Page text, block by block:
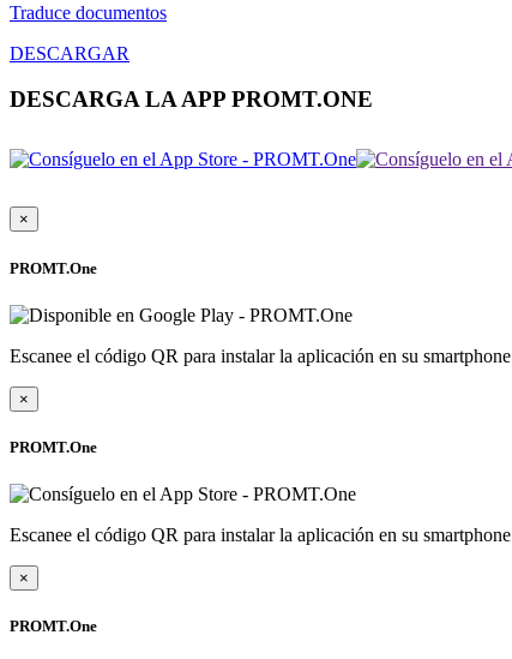
Traduce documentos
DESCARGAR
DESCARGA LA APP PROMT.ONE
×
PROMT.One
Escanee el código QR para instalar la aplicación en su smartphone
×
PROMT.One
Escanee el código QR para instalar la aplicación en su smartphone
×
PROMT.One